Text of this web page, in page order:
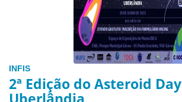
INFIS
2ª Edição do Asteroid Day